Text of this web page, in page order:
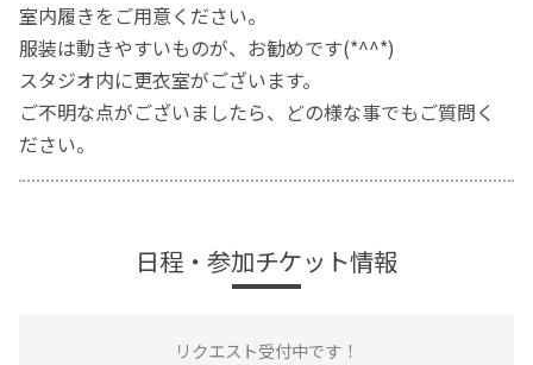
室内履きをご用意ください。
服装は動きやすいものが、お勧めです(*^^*)
スタジオ内に更衣室がございます。
ご不明な点がございましたら、どの様な事でもご質問く
ださい。
日程・参加チケット情報
リクエスト受付中です！